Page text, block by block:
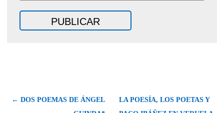
← DOS POEMAS DE ÁNGEL
LA POESÍA, LOS POETAS Y